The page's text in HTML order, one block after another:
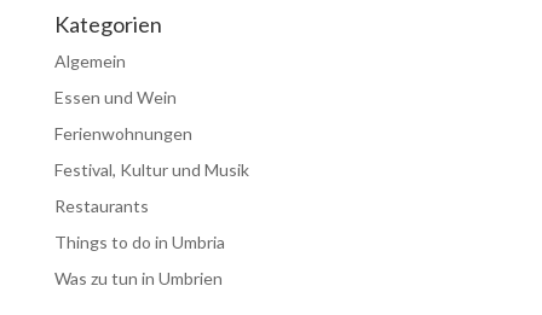
Kategorien
Algemein
Essen und Wein
Ferienwohnungen
Festival, Kultur und Musik
Restaurants
Things to do in Umbria
Was zu tun in Umbrien